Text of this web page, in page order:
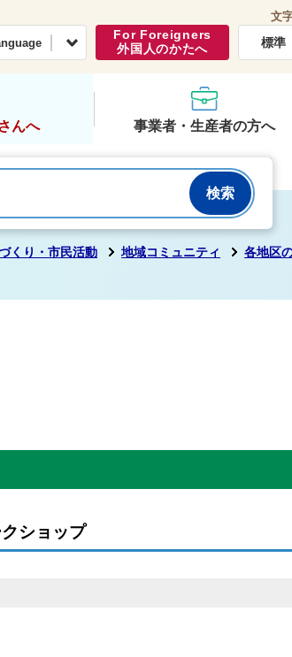
常総市公式ホームページくらし・行政
For Foreigners
外国人のかたへ
文
標準
んへ 事業者・生産者の方へ
くり・市民活動 地域コミュニティ
各地区
ショップ